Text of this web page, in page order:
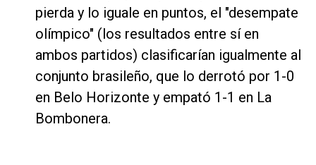
pierda y lo iguale en puntos, el "desempate
olímpico" (los resultados entre sí en
ambos partidos) clasificarían igualmente al
conjunto brasileño, que lo derrotó por 1-0
en Belo Horizonte y empató 1-1 en La
Bombonera.